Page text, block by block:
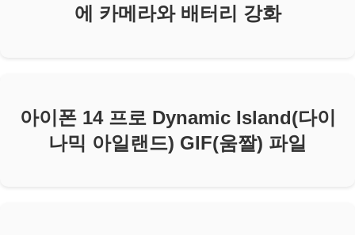
에 카메라와 배터리 강화
아이폰 14 프로 Dynamic Island(다이
나믹 아일랜드) GIF(움짤) 파일